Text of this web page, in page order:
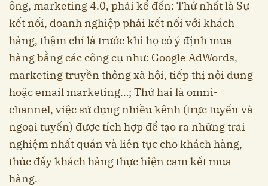
ông, marketing 4.0, phải kể đến: Thứ nhất là Sự
kết nối, doanh nghiệp phải kết nối với khách
hàng, thậm chí là trước khi họ có ý định mua
hàng bằng các công cụ như: Google AdWords,
marketing truyền thông xã hội, tiếp thị nội dung
hoặc email marketing…; Thứ hai là omni-
channel, việc sử dụng nhiều kênh (trực tuyến và
ngoại tuyến) được tích hợp để tạo ra những trải
nghiệm nhất quán và liên tục cho khách hàng,
thúc đẩy khách hàng thực hiện cam kết mua
hàng.